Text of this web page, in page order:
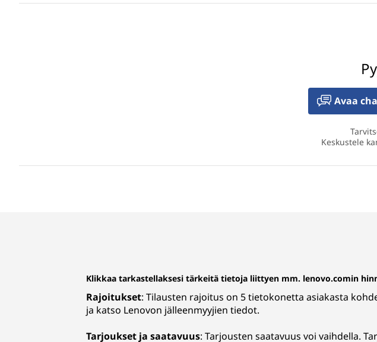
Avaa
Keskustele
Klikkaa tarkastellaksesi tärkeitä tietoja liittyen mm. lenovo.comin
Rajoitukset: Tilausten rajoitus on 5 tietokonetta asiakasta
ja katso Lenovon jälleenmyyjien tiedot.
Tarjoukset ja saatavuus: Tarjousten saatavuus voi vaihdella.